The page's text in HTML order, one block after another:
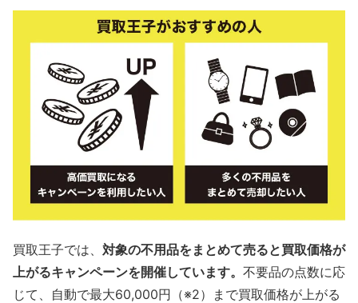
買取王子では、 対象の不用品をまとめて売ると買取価格が
上がるキャンペーンを開催しています。 不要品の点数に応
じて、自動で最大60,000円（※2）まで買取価格が上がる